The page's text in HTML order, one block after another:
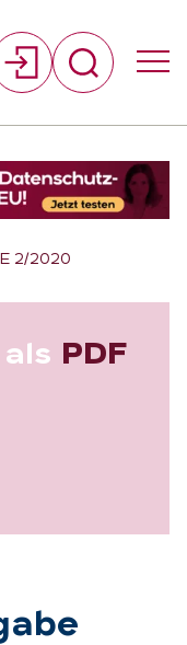
2/2020
PDF